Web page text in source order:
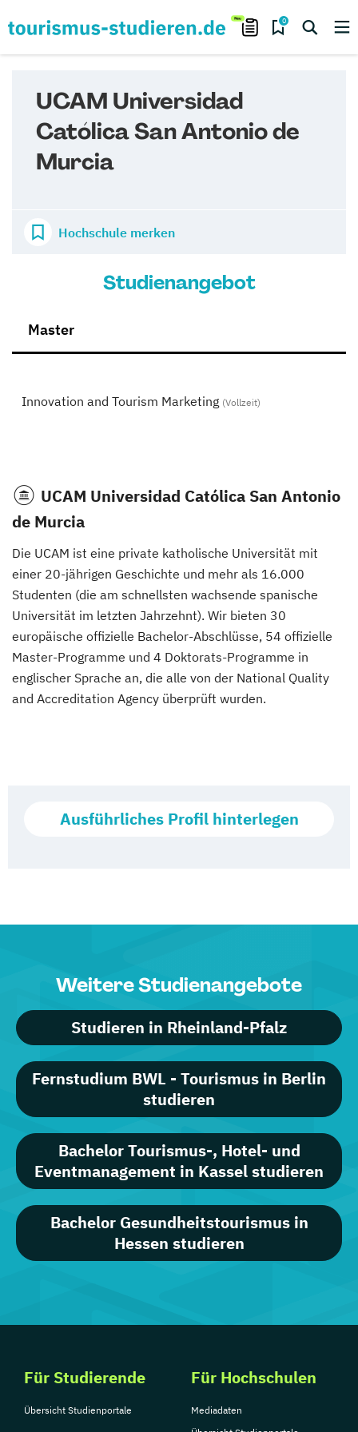
0
UCAM Universidad
Católica San Antonio de
Murcia
Hochschule merken
Studienangebot
Master
Innovation and Tourism Marketing (Vollzeit)
UCAM Universidad Católica San Antonio
de Murcia
Die UCAM ist eine private katholische Universität mit
einer 20-jährigen Geschichte und mehr als 16.000
Studenten (die am schnellsten wachsende spanische
Universität im letzten Jahrzehnt). Wir bieten 30
europäische offizielle Bachelor-Abschlüsse, 54 offizielle
Master-Programme und 4 Doktorats-Programme in
englischer Sprache an, die alle von der National Quality
and Accreditation Agency überprüft wurden.
Ausführliches Profil hinterlegen
Weitere Studienangebote
Studieren in Rheinland-Pfalz
Fernstudium BWL - Tourismus in Berlin
studieren
Bachelor Tourismus-, Hotel- und
Eventmanagement in Kassel studieren
Bachelor Gesundheitstourismus in
Hessen studieren
Für Studierende
Übersicht Studienportale
Für Hochschulen
Mediadaten